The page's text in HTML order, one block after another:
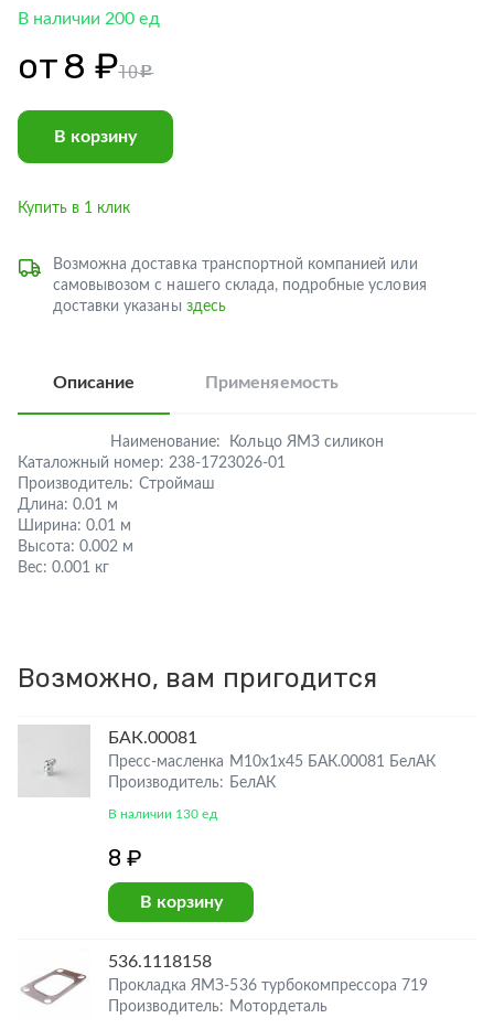
В наличии 200 ед
от8 ₽10c
В корзину
Купить в 1 клик
Возможна доставка транспортной компанией или
самовывозом с нашего склада, подробные условия
доставки указаны здесь
Описание Применяемость
Наименование:
Кольцо ЯМЗ силикон
Каталожный номер: 238-1723026-01
Производитель: Строймаш
Длина: 0.01 м
Ширина: 0.01 м
Высота: 0.002 м
Вес: 0.001 кг
Возможно, вам пригодится
БАК.00081
Пресс-масленка М10х1х45 БАК.00081 БелАК
Производитель: БелАК
В наличии 130 ед
8 ₽
В корзину
536.1118158
Прокладка ЯМЗ-536 турбокомпрессора 719
Производитель: Мотордеталь